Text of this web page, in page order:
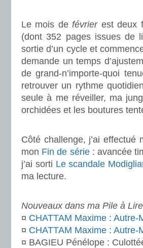
Le mois defévrierest deux
(dont 352 pages issues de
sortie d’un cycle et
demande un temps
de grand-n’importe-quoi
retrouver un rythme
seule à me réveiller, ma
orchidées et les boutures
Côté challenge, j’ai effectué
mon Fin de série: avancée
j’ai sorti Le scandale
ma lecture.
Nouveaux dans ma Pile à Lire
¤ CHATTAM Maxime :
¤ CHATTAM Maxime :
¤ BAGIEU Pénélope :